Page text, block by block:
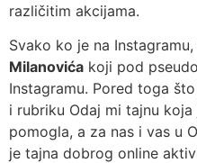
različitim akcijama.
Svako ko je na
Milanovića koji pod
Instagramu. Pored toga
i rubriku Odaj mi tajnu
pomogla, a za nas i vas u
je tajna dobrog online